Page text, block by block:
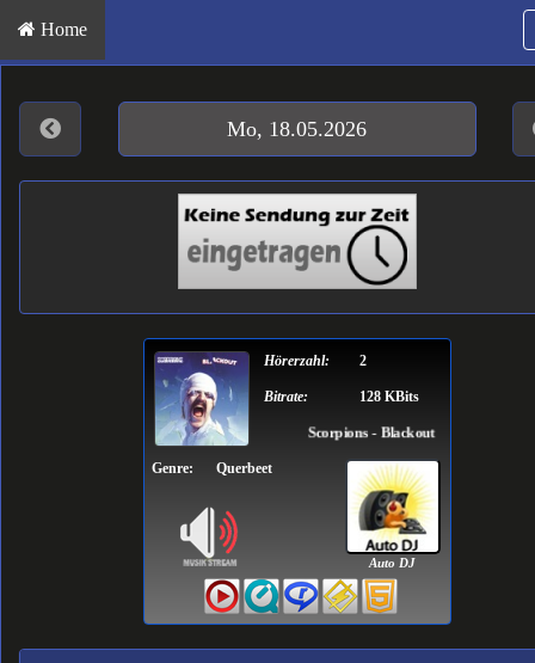
Home
Mo, 18.05.2026
Auto DJ
Scorpions - Blackout
Hörerzahl: 2
Bitrate: 128 KBits
Genre: Querbeet